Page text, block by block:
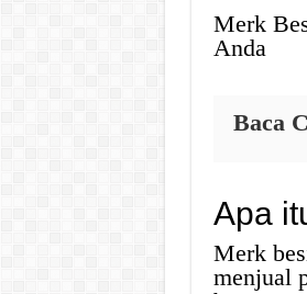
Merk
Anda
Baca
Apa
Merk
menjual